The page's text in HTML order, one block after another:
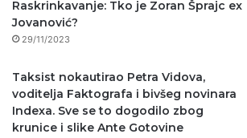
Raskrinkavanje: Tko je Zoran Šprajc ex
Jovanović?
29/11/2023
Taksist nokautirao Petra Vidova,
voditelja Faktografa i bivšeg novinara
Indexa. Sve se to dogodilo zbog
krunice i slike Ante Gotovine